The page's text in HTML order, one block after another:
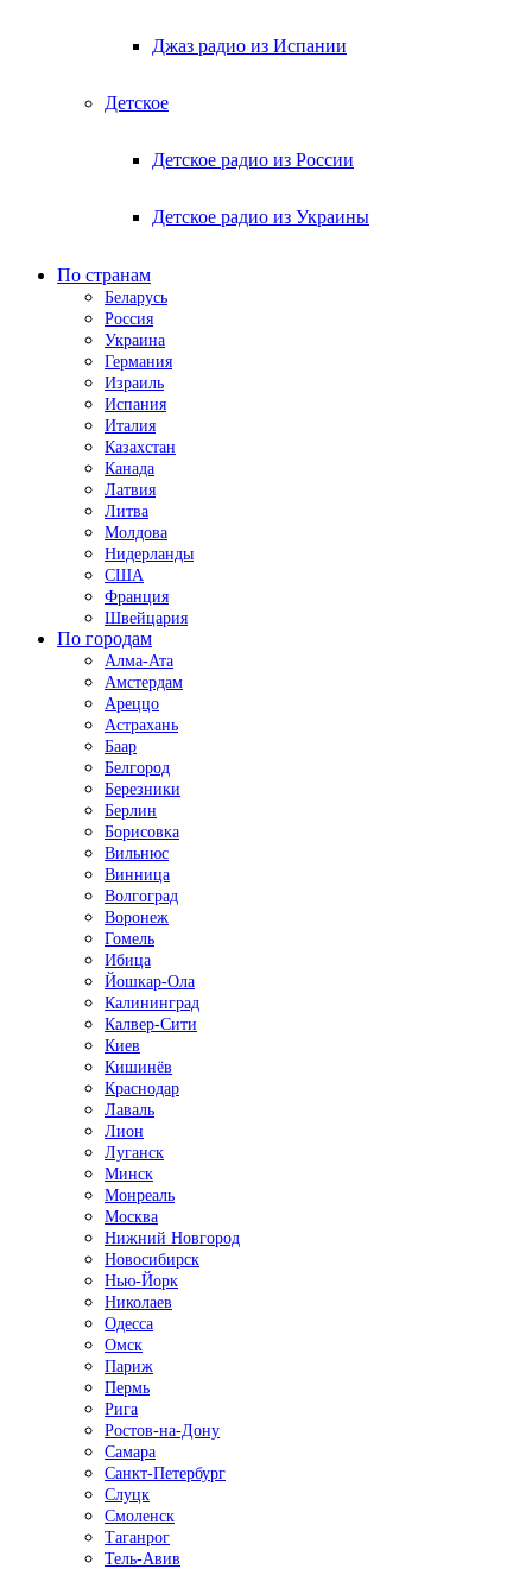
Джаз радио из Испании
Детское
Детское радио из России
Детское радио из Украины
По странам
Беларусь
Россия
Украина
Германия
Израиль
Испания
Италия
Казахстан
Канада
Латвия
Литва
Молдова
Нидерланды
США
Франция
Швейцария
По городам
Алма-Ата
Амстердам
Ареццо
Астрахань
Баар
Белгород
Березники
Берлин
Борисовка
Вильнюс
Винница
Волгоград
Воронеж
Гомель
Ибица
Йошкар-Ола
Калининград
Калвер-Сити
Киев
Кишинёв
Краснодар
Лаваль
Лион
Луганск
Минск
Монреаль
Москва
Нижний Новгород
Новосибирск
Нью-Йорк
Николаев
Одесса
Омск
Париж
Пермь
Рига
Ростов-на-Дону
Самара
Санкт-Петербург
Слуцк
Смоленск
Таганрог
Тель-Авив